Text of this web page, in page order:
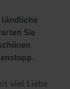
Sie
viel Liebe